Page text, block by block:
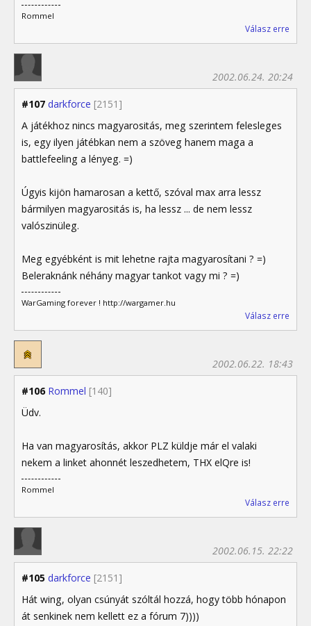
Rommel
Válasz erre
#107 darkforce [2151]
2002.06.24. 20:24
A játékhoz nincs magyarositás, meg szerintem felesleges
is, egy ilyen játébkan nem a szöveg hanem maga a
battlefeeling a lényeg. =)
Úgyis kijön hamarosan a kettő, szóval max arra lessz
bármilyen magyarositás is, ha lessz ... de nem lessz
valószinüleg.
Meg egyébként is mit lehetne rajta magyarosítani ? =)
Beleraknánk néhány magyar tankot vagy mi ? =)
WarGaming forever ! http://wargamer.hu
Válasz erre
#106 Rommel [140]
2002.06.22. 18:43
Üdv.
Ha van magyarosítás, akkor PLZ küldje már el valaki
nekem a linket ahonnét leszedhetem, THX elQre is!
Rommel
Válasz erre
#105 darkforce [2151]
2002.06.15. 22:22
Hát wing, olyan csúnyát szóltál hozzá, hogy több hónapon
át senkinek nem kellett ez a fórum 7))))